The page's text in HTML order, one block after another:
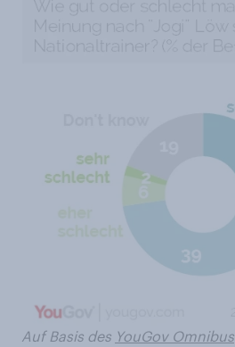
Auf Basis des YouGov Omnibus